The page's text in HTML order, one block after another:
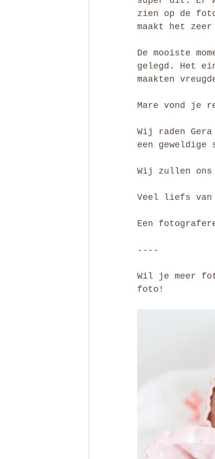
zien op de
maakt het zeer
De mooiste
gelegd. Het
maakten
Mare vond je
Wij raden
een geweldige
Wij zullen ons
Veel liefs van
Een
----
Wil je meer
foto!